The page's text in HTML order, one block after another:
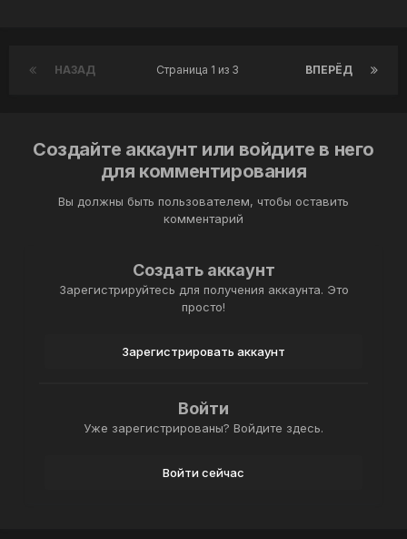
НАЗАД ВПЕРЁД
Страница 1 из 3
Создайте аккаунт или войдите в него
для комментирования
Вы должны быть пользователем, чтобы оставить
комментарий
Создать аккаунт
Зарегистрируйтесь для получения аккаунта. Это
просто!
Зарегистрировать аккаунт
Войти
Уже зарегистрированы? Войдите здесь.
Войти сейчас